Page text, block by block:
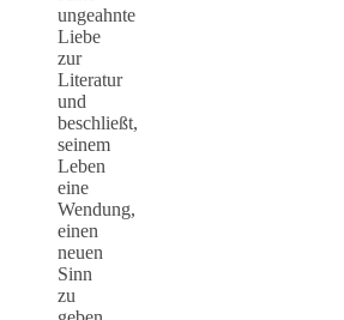
ungeahnte
Liebe
zur
Literatur
und
beschließt,
seinem
Leben
eine
Wendung,
einen
neuen
Sinn
zu